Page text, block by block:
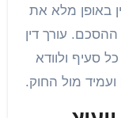
באופן מלא את
עורך דין
סעיף ולוודא
מול החוק.